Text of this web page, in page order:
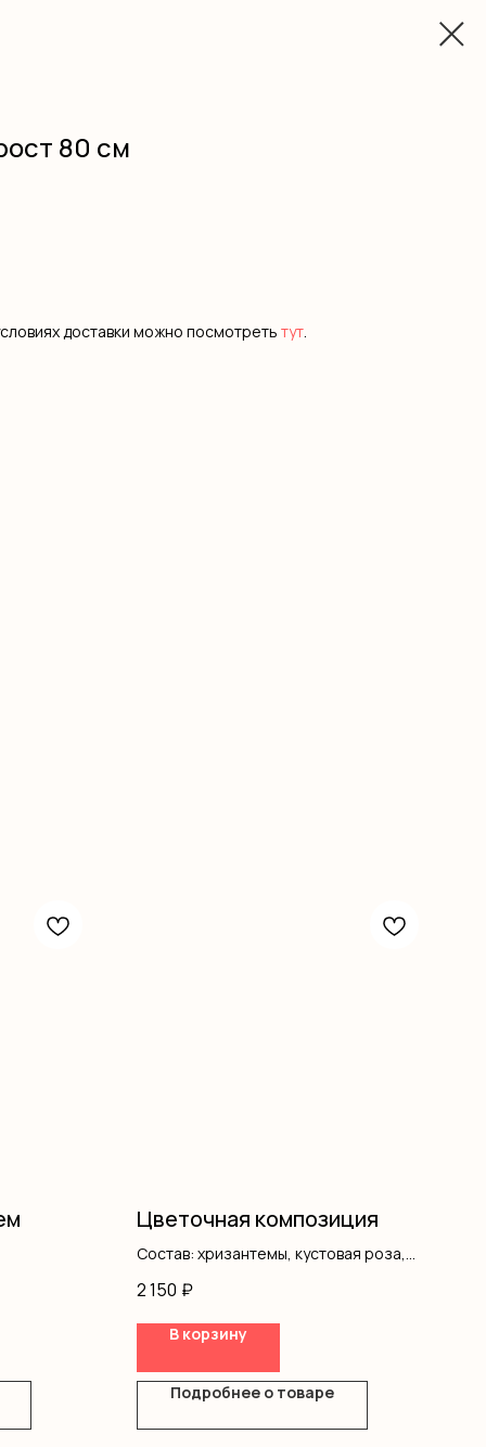
80 см
доставки можно посмотреть тут
Цветочная композиция
Состав: хризантемы, кустовая роза,
2 150 ₽
В корзину
Подробнее о товаре